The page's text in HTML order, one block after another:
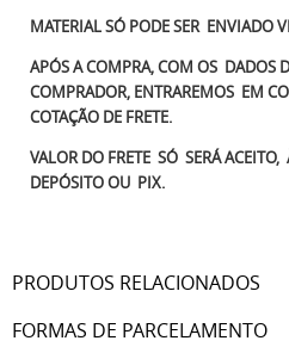
MATERIAL SÓ PODE SER ENVIADO
APÓS A COMPRA, COM OS DADOS
COMPRADOR, ENTRAREMOS EM
COTAÇÃO DE FRETE.
VALOR DO FRETE SÓ SERÁ
DEPÓSITO OU PIX.
PRODUTOS RELACIONADOS
FORMAS DE PARCELAMENTO